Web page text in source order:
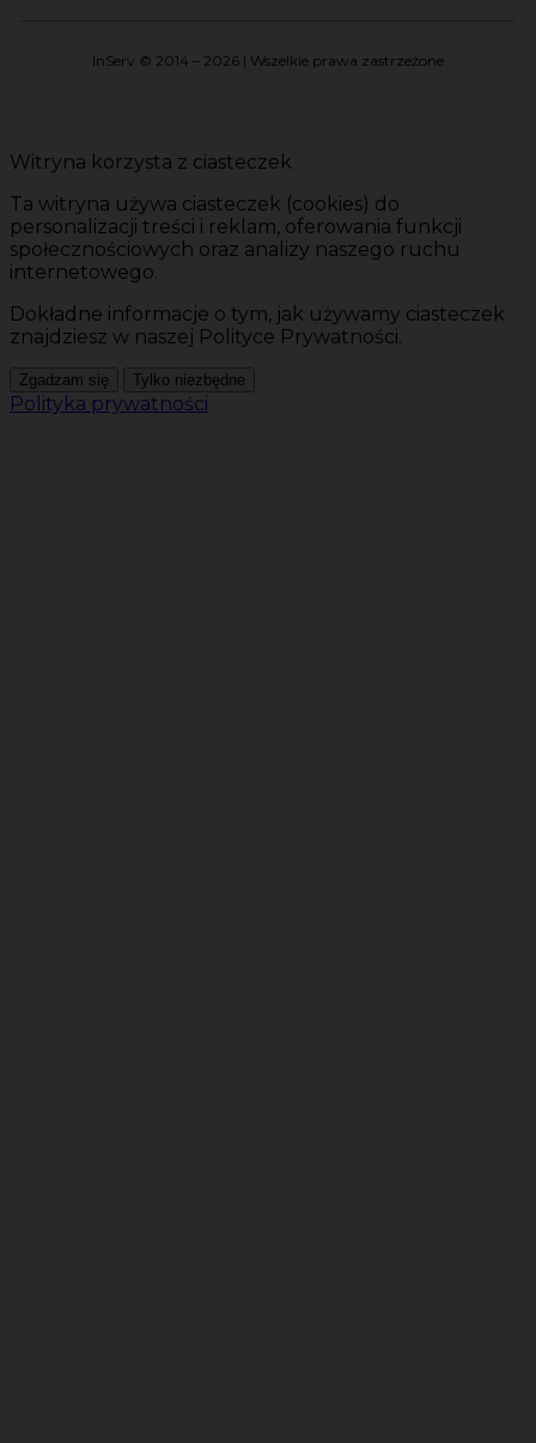
InServ © 2014 – 2026 | Wszelkie prawa zastrzeżone
Witryna korzysta z ciasteczek
Ta witryna używa ciasteczek (cookies) do
personalizacji treści i reklam, oferowania funkcji
społecznościowych oraz analizy naszego ruchu
internetowego.
Dokładne informacje o tym, jak używamy ciasteczek
znajdziesz w naszej Polityce Prywatności.
Zgadzam się Tylko niezbędne
Polityka prywatności